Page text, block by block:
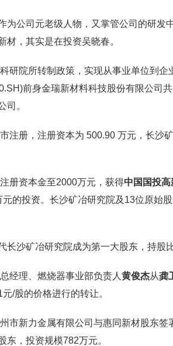
为公司元老级人物，又掌管公司的研发
材，其实是在投资吴晓春。
研院所转制政策，实现从事业单位到企
前身金瑞新材料科技股份有限公司
司。
注册，注册资本为 500.90 万元，长沙
册资本金至2000万元，获得中国国投高
元的投资。长沙矿冶研究院及13位原始
长沙矿冶研究院成为第一大股东，持股
经理、燃烧器事业部负责人 黄俊杰从龚
/股的价格进行的转让。
市新力金属有限公司与惠同新材股东签
东，投资规模782万元。